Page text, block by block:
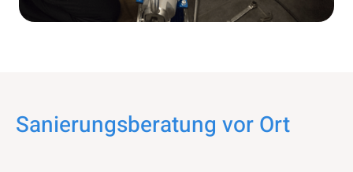
Sanierungsberatung vor Ort